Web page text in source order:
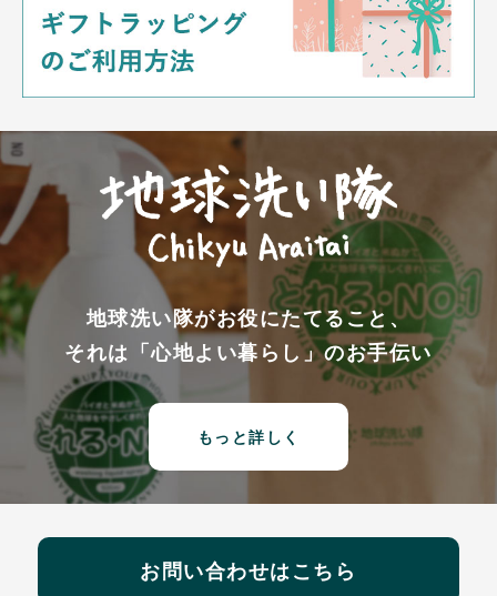
地球洗い隊がお役にたてること、
それは「心地よい暮らし」のお手伝い
もっと詳しく
お問い合わせはこちら